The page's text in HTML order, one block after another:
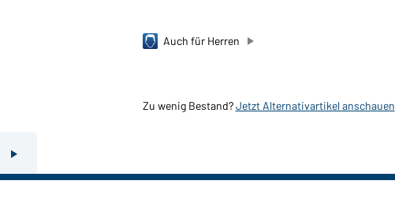
Auch für Herren
Zu wenig Bestand?Jetzt Alternativartikel anschauen